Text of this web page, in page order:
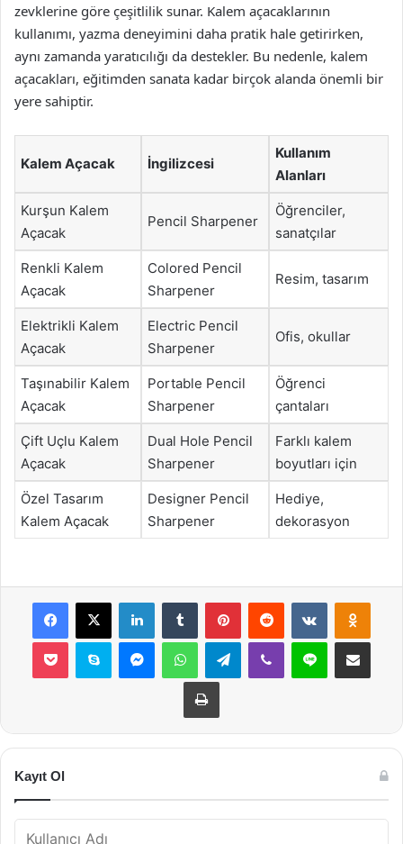
zevklerine göre çeşitlilik sunar. Kalem açacaklarının
kullanımı, yazma deneyimini daha pratik hale getirirken,
aynı zamanda yaratıcılığı da destekler. Bu nedenle, kalem
açacakları, eğitimden sanata kadar birçok alanda önemli bir
yere sahiptir.
Kalem Açacak İngilizcesi
Kullanım
Alanları
Kurşun Kalem
Açacak
Pencil Sharpener
Öğrenciler,
sanatçılar
Renkli Kalem
Açacak
Colored Pencil
Sharpener
Resim, tasarım
Elektrikli Kalem
Açacak
Electric Pencil
Sharpener
Ofis, okullar
Taşınabilir Kalem
Açacak
Portable Pencil
Sharpener
Öğrenci
çantaları
Çift Uçlu Kalem
Açacak
Dual Hole Pencil
Sharpener
Farklı kalem
boyutları için
Özel Tasarım
Kalem Açacak
Designer Pencil
Sharpener
Hediye,
dekorasyon
Facebook
X LinkedInTumblr PinterestReddit VKontakte
Pocket Skype MessengerWhatsAppTelegramViber Line E-Posta ile
Yazdır
Kayıt Ol